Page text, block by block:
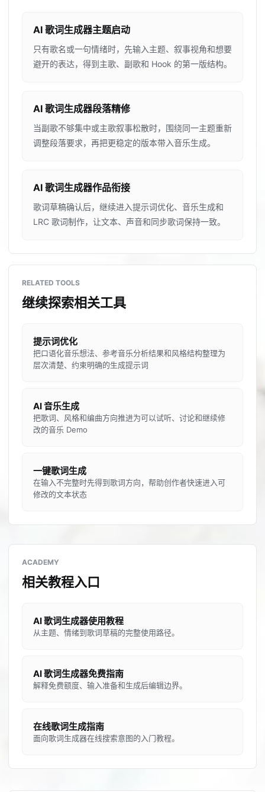
AI 歌词生成器主题启动
只有歌名或一句情绪时，先输入主题、叙事视角和想要
避开的表达，得到主歌、副歌和 Hook 的第一版结构。
AI 歌词生成器段落精修
当副歌不够集中或主歌叙事松散时，围绕同一主题重新
调整段落要求，再把更稳定的版本带入音乐生成。
AI 歌词生成器作品衔接
歌词草稿确认后，继续进入提示词优化、音乐生成和
LRC 歌词制作，让文本、声音和同步歌词保持一致。
RELATED TOOLS
继续探索相关工具
提示词优化
把口语化音乐想法、参考音乐分析结果和风格结构整理为
层次清楚、约束明确的生成提示词
AI 音乐生成
把歌词、风格和编曲方向推进为可以试听、讨论和继续修
改的音乐 Demo
一键歌词生成
在输入不完整时先得到歌词方向，帮助创作者快速进入可
修改的文本状态
ACADEMY
相关教程入口
AI 歌词生成器使用教程
从主题、情绪到歌词草稿的完整使用路径。
AI 歌词生成器免费指南
解释免费额度、输入准备和生成后编辑边界。
在线歌词生成指南
面向歌词生成器在线搜索意图的入门教程。